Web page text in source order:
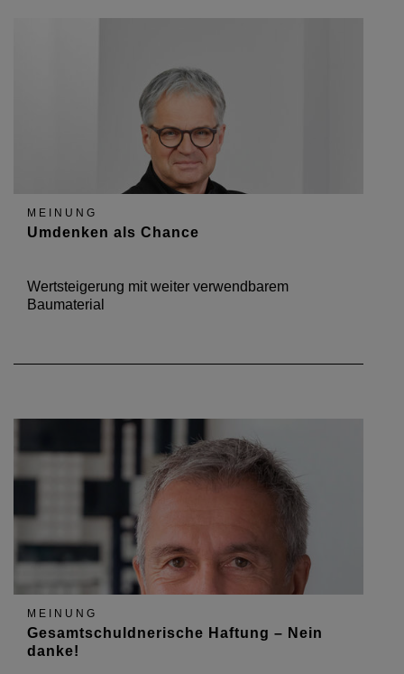
MEINUNG
Umdenken als Chance
Wertsteigerung mit weiter verwendbarem
Baumaterial
MEINUNG
Gesamtschuldnerische Haftung – Nein
danke!